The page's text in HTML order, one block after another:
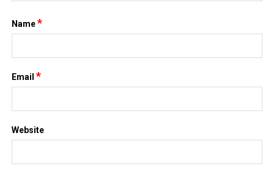
Name*
Email*
Website